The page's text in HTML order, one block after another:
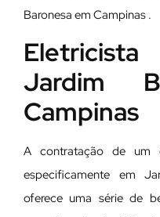
Baronesa em Campinas .
Jardim
Campinas
A contratação de um
especificamente em
oferece uma série de